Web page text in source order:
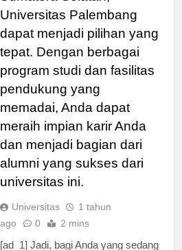
Sumatera Selatan,
Universitas Palembang
dapat menjadi pilihan yang
tepat. Dengan berbagai
program studi dan fasilitas
pendukung yang
memadai, Anda dapat
meraih impian karir Anda
dan menjadi bagian dari
alumni yang sukses dari
Universitas
1 tahun